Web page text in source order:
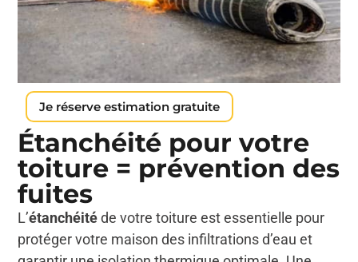
Étanchéité pour votre
toiture = prévention des
fuites
L’étanchéitéde votre toiture est essentielle pour
protéger votre maison des infiltrations d’eau et
Je réserve estimation gratuite